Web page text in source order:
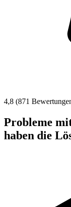
4,8 (871
Probleme
haben die